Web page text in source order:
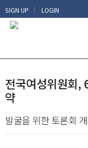
SIGN UP | LOGIN
전국여성위원회,
약
발굴을 위한 토론회